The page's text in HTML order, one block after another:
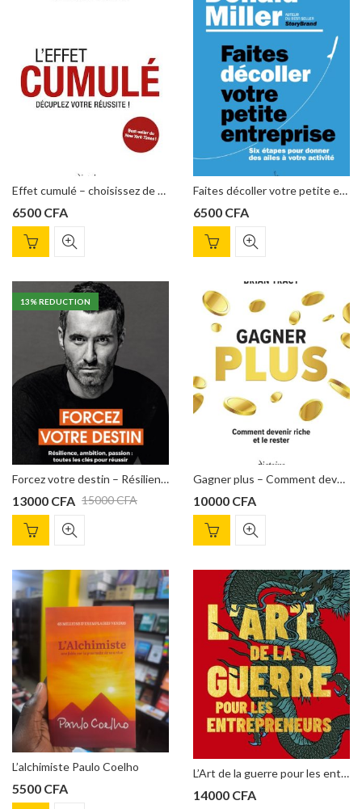
Effet cumulé – choisissez de déculper votre réussite – Darren Hardy
6500 CFA
Faites décoller votre petite entreprise: Six étapes pour donner des ailes à votre activité Fde Donald Miller
6500 CFA
13% REDUCTION
Forcez votre destin – Résilience, ambition, passion : toutes les clés pour réussir de Anthony Bourbon
15000CFA
13000 CFA
Gagner plus – Comment devenir riche et le rester, Brian Tracy
10000 CFA
L’alchimiste Paulo Coelho
5500 CFA
L’Art de la guerre pour les entrepreneurs Mark Smith
14000 CFA